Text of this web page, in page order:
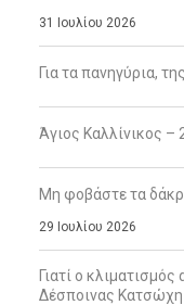
31 Ιουλίου 2026
Για τα πανηγύρια,
Άγιος Καλλίνικος –
Μη φοβάστε τα
29 Ιουλίου 2026
Γιατί ο
Δέσποινας Κατσώχη